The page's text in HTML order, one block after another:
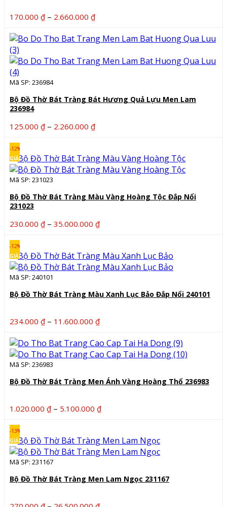
170.000 ₫ – 2.660.000 ₫Khoảng
từ
đến
Mã SP: 236984
Bộ Đồ Thờ Bát Tràng Bát Hương Quả Lựu Men Lam
236984
125.000 ₫ – 2.260.000 ₫Khoảng
125.000 ₫
đến
-12%
GIẢM
Mã SP: 231023
Bộ Đồ Thờ Bát Tràng Màu Vàng Hoàng Tộc Đắp Nổi
231023
230.000 ₫ – 35.000.000 ₫Khoảng
230.000 ₫
đến
-12%
GIẢM
Mã SP: 240101
Bộ Đồ Thờ Bát Tràng Màu Xanh Lục Bảo Đắp Nổi 240101
234.000 ₫ – 11.600.000 ₫Khoảng
từ
234.000 ₫
11.600.000 ₫
Mã SP: 236983
Bộ Đồ Thờ Bát Tràng Men Ánh Vàng Hoàng Thổ 236983
1.020.000 ₫ – 5.100.000 ₫Khoảng
1.020.000 ₫
đến
-13%
GIẢM
Mã SP: 231167
Bộ Đồ Thờ Bát Tràng Men Lam Ngọc 231167